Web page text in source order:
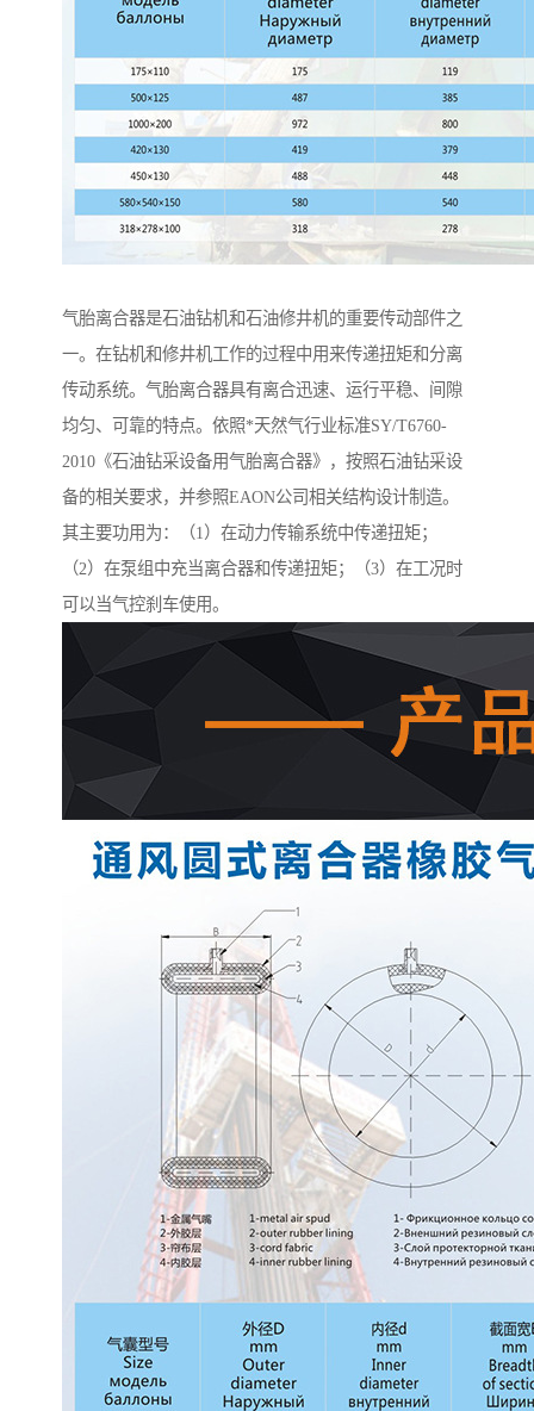
气胎离合器是石油钻机和石油修井机的重要传动部件之
一。在钻机和修井机工作的过程中用来传递扭矩和分离
传动系统。气胎离合器具有离合迅速、运行平稳、间隙
均匀、可靠的特点。依照*天然气行业标准SY/T6760-
2010《石油钻采设备用气胎离合器》，按照石油钻采设
备的相关要求，并参照EAON公司相关结构设计制造。
其主要功用为：（1）在动力传输系统中传递扭矩；
（2）在泵组中充当离合器和传递扭矩；（3）在工况时
可以当气控刹车使用。